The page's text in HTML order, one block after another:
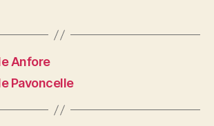
Anfore
Pavoncelle